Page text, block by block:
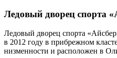
Ледовый дворец спорта
Ледовый дворец спорта
в 2012 году в прибрежном
низменности и расположен в